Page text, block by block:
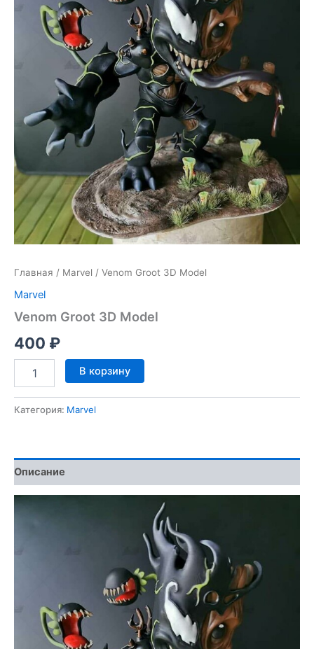
Главная / Marvel / Venom Groot 3D Model
Marvel
Venom Groot 3D Model
400 ₽
Количество
товара
Groot
В корзину
Категория: Marvel
Описание